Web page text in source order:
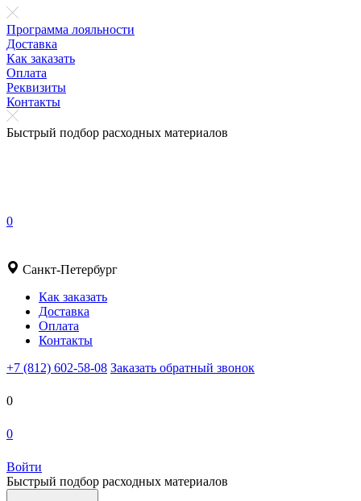
Программа лояльности
Доставка
Как заказать
Оплата
Реквизиты
Контакты
Быстрый подбор расходных материалов
0
Санкт-Петербург
Как заказать
Доставка
Оплата
Контакты
+7 (812) 602-58-08 Заказать обратный звонок
0
0
Войти
Быстрый подбор расходных материалов